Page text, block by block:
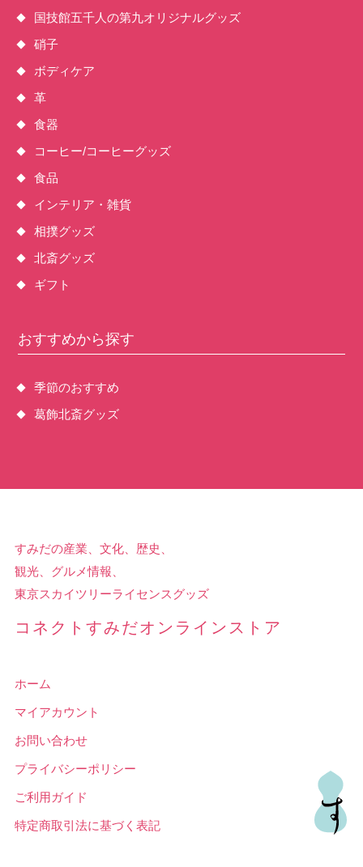
国技館五千人の第九オリジナルグッズ
硝子
ボディケア
革
食器
コーヒー/コーヒーグッズ
食品
インテリア・雑貨
相撲グッズ
北斎グッズ
ギフト
おすすめから探す
季節のおすすめ
葛飾北斎グッズ
すみだの産業、文化、歴史、
観光、グルメ情報、
東京スカイツリーライセンスグッズ
コネクトすみだオンラインストア
ホーム
マイアカウント
お問い合わせ
プライバシーポリシー
ご利用ガイド
特定商取引法に基づく表記